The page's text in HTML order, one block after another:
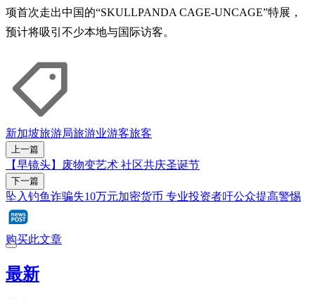
项首次走出中国的“SKULLPANDA CAGE-UNCAGE”特展，
预计将吸引不少本地与国际访客。
新加坡旅游局旅游业游客旅客
上一篇
【早镜头】废物变艺术 社区共庆圣诞节
下一篇
坠入钓鱼诈骗失10万元加密货币 专业投资者吁公众提高警惕
购买此文章
最新